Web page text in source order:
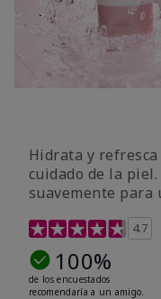
Hidrata y
cuidado de la
suavemente para
Calificación de
4.7
100%
de los encuestados
recomendaría a un amigo.